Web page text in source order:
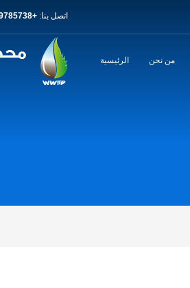
اتصل بنا: +970599785738
الرئيسية من نحن